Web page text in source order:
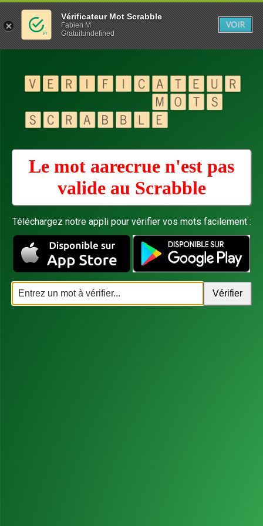
Le mot aarecrue n'est pas
valide au Scrabble
Téléchargez notre appli pour vérifier vos mots facilement :
Vérificateur Mot Scrabble
Fabien M
Gratuitundefined
VOIR